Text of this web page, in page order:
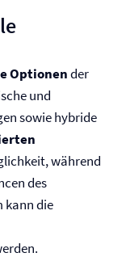
Optionender
und
sowie hybride
während
des
kann die